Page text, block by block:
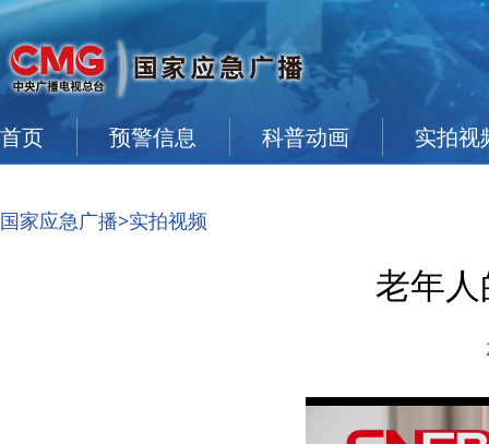
首页 预警信息 科普动画 实拍视
国家应急广播>实拍视频
老年